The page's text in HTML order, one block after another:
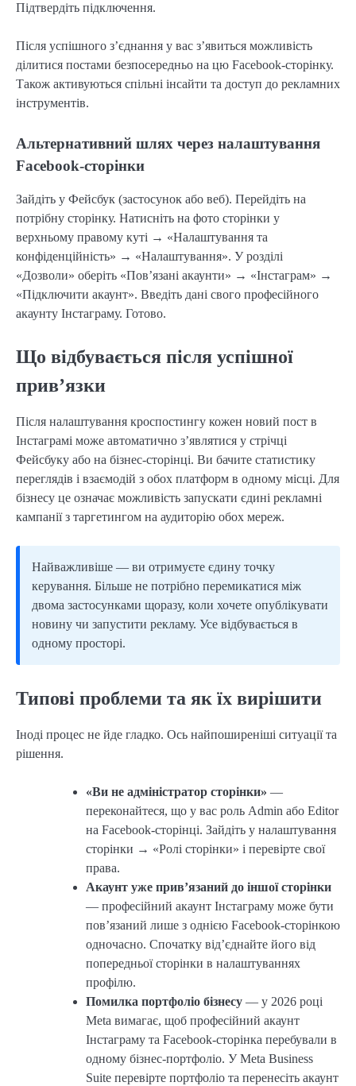
Підтвердіть підключення.
Після успішного з’єднання у вас з’явиться можливість
ділитися постами безпосередньо на цю Facebook-сторінку.
Також активуються спільні інсайти та доступ до рекламних
інструментів.
Альтернативний шлях через налаштування
Facebook-сторінки
Зайдіть у Фейсбук (застосунок або веб). Перейдіть на
потрібну сторінку. Натисніть на фото сторінки у
верхньому правому куті → «Налаштування та
конфіденційність» → «Налаштування». У розділі
«Дозволи» оберіть «Пов’язані акаунти» → «Інстаграм» →
«Підключити акаунт». Введіть дані свого професійного
акаунту Інстаграму. Готово.
Що відбувається після успішної
прив’язки
Після налаштування кроспостингу кожен новий пост в
Інстаграмі може автоматично з’являтися у стрічці
Фейсбуку або на бізнес-сторінці. Ви бачите статистику
переглядів і взаємодій з обох платформ в одному місці. Для
бізнесу це означає можливість запускати єдині рекламні
кампанії з таргетингом на аудиторію обох мереж.
Найважливіше — ви отримуєте єдину точку
керування. Більше не потрібно перемикатися між
двома застосунками щоразу, коли хочете опублікувати
новину чи запустити рекламу. Усе відбувається в
одному просторі.
Типові проблеми та як їх вирішити
Іноді процес не йде гладко. Ось найпоширеніші ситуації та
рішення.
«Ви не адміністратор сторінки» —
переконайтеся, що у вас роль Admin або Editor
на Facebook-сторінці. Зайдіть у налаштування
сторінки → «Ролі сторінки» і перевірте свої
права.
Акаунт уже прив’язаний до іншої сторінки
— професійний акаунт Інстаграму може бути
пов’язаний лише з однією Facebook-сторінкою
одночасно. Спочатку від’єднайте його від
попередньої сторінки в налаштуваннях
профілю.
Помилка портфоліо бізнесу — у 2026 році
Meta вимагає, щоб професійний акаунт
Інстаграму та Facebook-сторінка перебували в
одному бізнес-портфоліо. У Meta Business
Suite перевірте портфоліо та перенесіть акаунт